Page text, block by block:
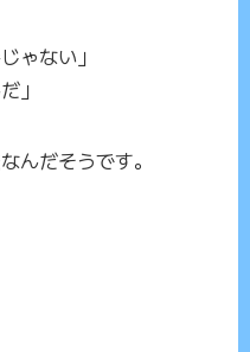
ゃない」
」
んだそうです。